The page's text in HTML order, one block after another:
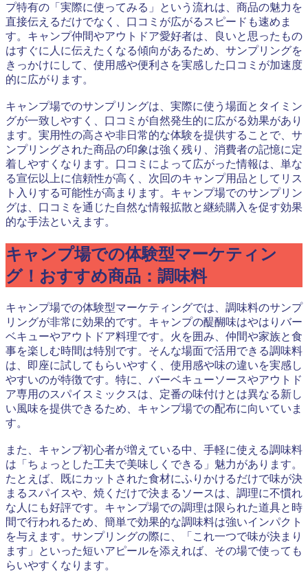
プ特有の「実際に使ってみる」という流れは、商品の魅力を
直接伝えるだけでなく、口コミが広がるスピードも速めま
す。キャンプ仲間やアウトドア愛好者は、良いと思ったもの
はすぐに人に伝えたくなる傾向があるため、サンプリングを
きっかけにして、使用感や便利さを実感した口コミが加速度
的に広がります。
キャンプ場でのサンプリングは、実際に使う場面とタイミン
グが一致しやすく、口コミが自然発生的に広がる効果があり
ます。実用性の高さや非日常的な体験を提供することで、サ
ンプリングされた商品の印象は強く残り、消費者の記憶に定
着しやすくなります。口コミによって広がった情報は、単な
る宣伝以上に信頼性が高く、次回のキャンプ用品としてリス
ト入りする可能性が高まります。キャンプ場でのサンプリン
グは、口コミを通じた自然な情報拡散と継続購入を促す効果
的な手法といえます。
キャンプ場での体験型マーケティン
グ！おすすめ商品：調味料
キャンプ場での体験型マーケティングでは、調味料のサンプ
リングが非常に効果的です。キャンプの醍醐味はやはりバー
ベキューやアウトドア料理です。火を囲み、仲間や家族と食
事を楽しむ時間は特別です。そんな場面で活用できる調味料
は、即座に試してもらいやすく、使用感や味の違いを実感し
やすいのが特徴です。特に、バーベキューソースやアウトド
ア専用のスパイスミックスは、定番の味付けとは異なる新し
い風味を提供できるため、キャンプ場での配布に向いていま
す。
また、キャンプ初心者が増えている中、手軽に使える調味料
は「ちょっとした工夫で美味しくできる」魅力があります。
たとえば、既にカットされた食材にふりかけるだけで味が決
まるスパイスや、焼くだけで決まるソースは、調理に不慣れ
な人にも好評です。キャンプ場での調理は限られた道具と時
間で行われるため、簡単で効果的な調味料は強いインパクト
を与えます。サンプリングの際に、「これ一つで味が決まり
ます」といった短いアピールを添えれば、その場で使っても
らいやすくなります。